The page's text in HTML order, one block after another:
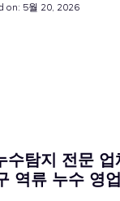
on: 5월 20, 2026
수탐지 전문
역류 누수 영